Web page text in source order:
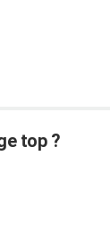
top ?